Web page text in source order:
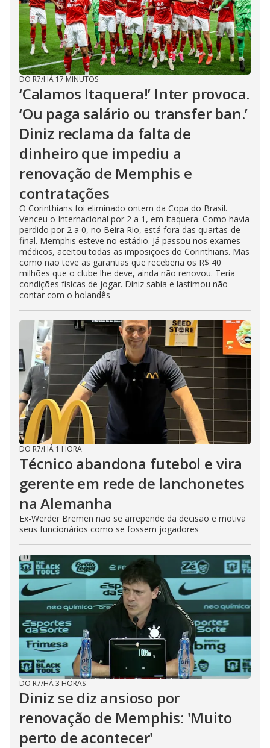
DO R7/HÁ 17 MINUTOS
‘Calamos Itaquera!’ Inter provoca.
‘Ou paga salário ou transfer ban.’
Diniz reclama da falta de
dinheiro que impediu a
renovação de Memphis e
contratações
O Corinthians foi eliminado ontem da Copa do Brasil.
Venceu o Internacional por 2 a 1, em Itaquera. Como havia
perdido por 2 a 0, no Beira Rio, está fora das quartas-de-
final. Memphis esteve no estádio. Já passou nos exames
médicos, aceitou todas as imposições do Corinthians. Mas
como não teve as garantias que receberia os R$ 40
milhões que o clube lhe deve, ainda não renovou. Teria
condições físicas de jogar. Diniz sabia e lastimou não
contar com o holandês
DO R7/HÁ 1 HORA
Técnico abandona futebol e vira
gerente em rede de lanchonetes
na Alemanha
Ex-Werder Bremen não se arrepende da decisão e motiva
seus funcionários como se fossem jogadores
DO R7/HÁ 3 HORAS
Diniz se diz ansioso por
renovação de Memphis: 'Muito
perto de acontecer'